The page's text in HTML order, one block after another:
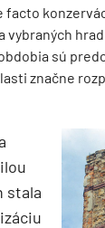
facto
sú
značne
stala